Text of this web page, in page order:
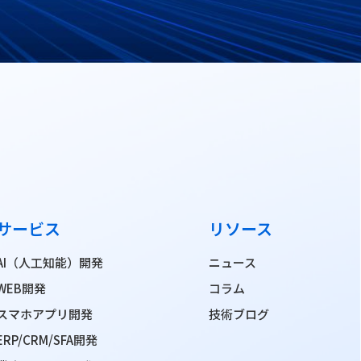
ービス
（人工知能）開発
開発
マホアプリ開発
CRM/SFA開発
リソース
ニュース
コラム
技術ブログ